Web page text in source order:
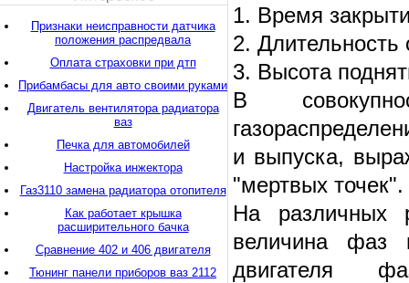
1. Время
2. Длительность
3. Высота
В
и выпуска,
"мертвых точек".
На различных
величина фаз
двигателя
Признаки неисправности датчика
положения распредвала
Оплата страховки при дтп
Прибамбасы для авто своими руками
Двигатель вентилятора радиатора
ваз
Печка для автомобилей
Настройка инжектора
Газ3110 замена радиатора отопителя
Как работает крышка
расширительного бачка
Сравнение 402 и 406 двигателя
Тюнинг панели приборов ваз 2112